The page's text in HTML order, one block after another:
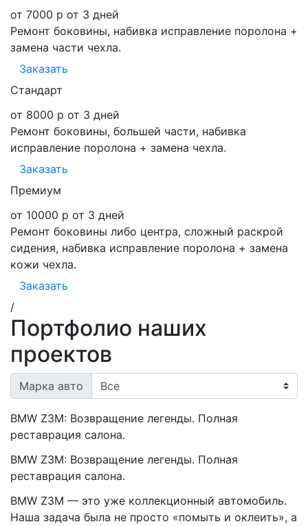
от 7000 р от 3 дней
Ремонт боковины, набивка исправление поролона +
замена части чехла.
Заказать
Стандарт
от 8000 р от 3 дней
Ремонт боковины, большей части, набивка
исправление поролона + замена чехла.
Заказать
Премиум
от 10000 р от 3 дней
Ремонт боковины либо центра, сложный раскрой
сидения, набивка исправление поролона + замена
кожи чехла.
Заказать
/
Портфолио наших
проектов
Марка авто
BMW Z3M: Возвращение легенды. Полная
реставрация салона.
BMW Z3M: Возвращение легенды. Полная
реставрация салона.
BMW Z3M — это уже коллекционный автомобиль.
Наша задача была не просто «помыть и оклеить», а